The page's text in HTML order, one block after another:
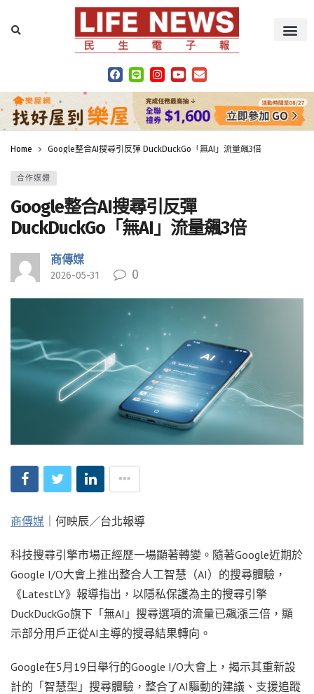
Home Google整合AI搜尋引反彈 DuckDuckGo「無AI」流量飆3倍
合作媒體
Google整合AI搜尋引反彈
DuckDuckGo「無AI」流量飆3倍
商傳媒
2026-05-31 0
商傳媒 ｜何映辰／台北報導
科技搜尋引擎市場正經歷一場顯著轉變。隨著Google近期於
Google I/O大會上推出整合人工智慧（AI）的搜尋體驗，
《LatestLY》報導指出，以隱私保護為主的搜尋引擎
DuckDuckGo旗下「無AI」搜尋選項的流量已飆漲三倍，顯
示部分用戶正從AI主導的搜尋結果轉向。
Google在5月19日舉行的Google I/O大會上，揭示其重新設
計的「智慧型」搜尋體驗，整合了AI驅動的建議、支援追蹤